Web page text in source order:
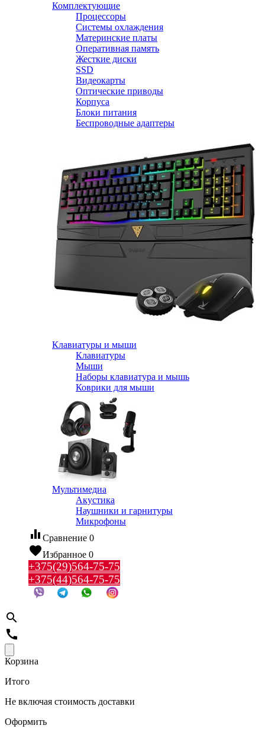
Комплектующие
Процессоры
Системы охлаждения
Материнские платы
Оперативная память
Жесткие диски
SSD
Видеокарты
Оптические приводы
Корпуса
Блоки питания
Беспроводные адаптеры
Клавиатуры и мыши
Клавиатуры
Мыши
Наборы клавиатура и мышь
Коврики для мыши
Мультимедиа
Акустика
Наушники и гарнитуры
Микрофоны
equalizer Сравнение 0
favoriteИзбранное 0
+375(29)564-75-75
+375(44)564-75-75
search
call
Корзина
Итого
Не включая стоимость доставки
Оформить